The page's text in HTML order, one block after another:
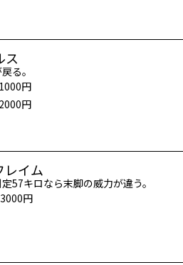
ス
る。
円
円
イム
57キロなら末脚の威力が違う。
円